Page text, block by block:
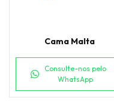
Cama Malta
Consulte-nos pelo
WhatsApp